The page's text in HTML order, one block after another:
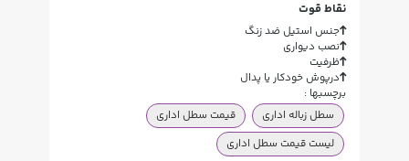
نقاط قوت
جنس استیل ضد زنگ
نصب دیواری
ظرفیت
درپوش خودکار یا پدال
برچسبها :
سطل زباله اداری
قیمت سطل اداری
لیست قیمت سطل اداری